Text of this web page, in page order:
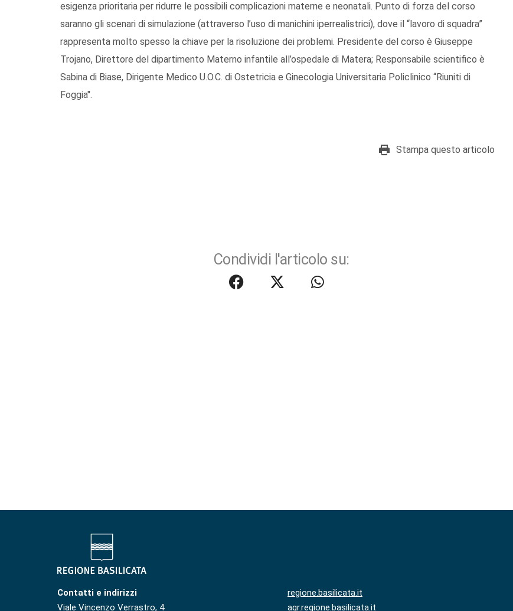
esigenza prioritaria per ridurre le possibili complicazioni materne e neonatali. Punto di forza del corso
saranno gli scenari di simulazione (attraverso l’uso di manichini iperrealistrici), dove il “lavoro di squadra”
rappresenta molto spesso la chiave per la risoluzione dei problemi. Presidente del corso è Giuseppe
Trojano, Direttore del dipartimento Materno infantile all’ospedale di Matera; Responsabile scientifico è
Sabina di Biase, Dirigente Medico U.O.C. di Ostetricia e Ginecologia Universitaria Policlinico “Riuniti di
Foggia".
Stampa questo articolo
Condividi l'articolo su:
Contatti e indirizzi
Viale Vincenzo Verrastro, 4
regione.basilicata.it
agr.regione.basilicata.it